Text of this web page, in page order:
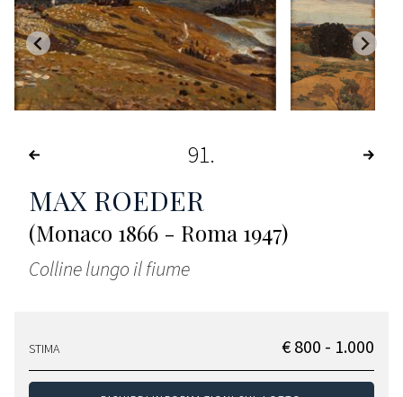
91
MAX ROEDER
(Monaco 1866 - Roma 1947)
Colline lungo il fiume
STIMA € 800 - 1.000